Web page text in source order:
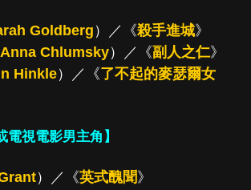
Goldberg）／《殺手進城》
Anna Chlumsky）／《副人之仁》
Hinkle）／《了不起的麥瑟爾女
電視電影男主角】
）／《英式醜聞 》